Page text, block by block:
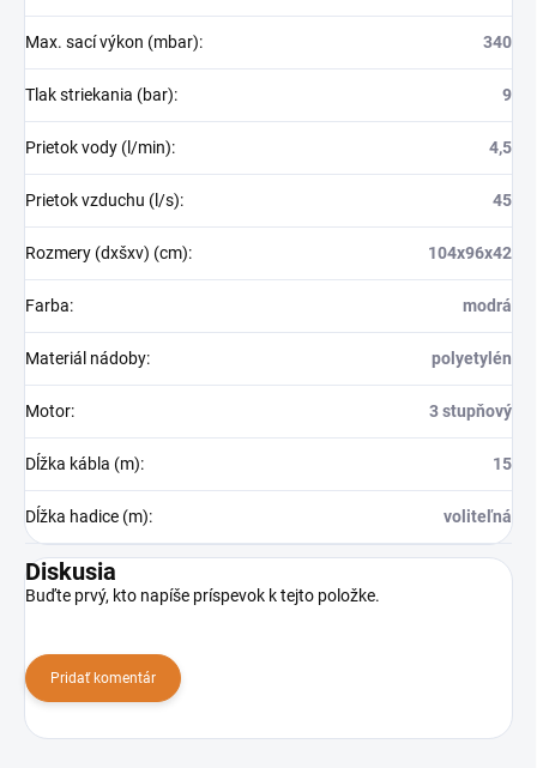
Max. sací výkon (mbar): 340
Tlak striekania (bar): 9
Prietok vody (l/min): 4,5
Prietok vzduchu (l/s): 45
Rozmery (dxšxv) (cm): 104x96x42
Farba: modrá
Materiál nádoby: polyetylén
Motor: 3 stupňový
Dĺžka kábla (m): 15
Dĺžka hadice (m): voliteľná
Diskusia
Buďte prvý, kto napíše príspevok k tejto položke.
Pridať komentár